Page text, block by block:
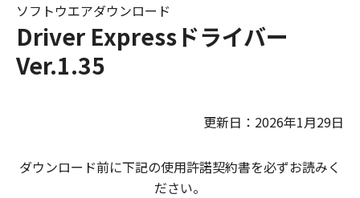
Driver Expressドライバー
Ver.1.35
ソフトウエアダウンロード
更新日：2026年1月29日
ダウンロード前に下記の使用許諾契約書を必ずお読みく
ださい。